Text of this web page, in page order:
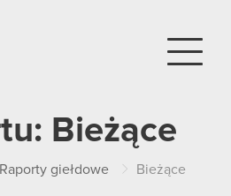
Bieżące
Raporty giełdowe Bieżące